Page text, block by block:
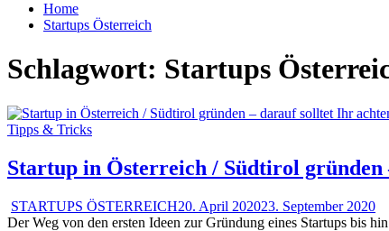
Home
Startups Österreich
Schlagwort: Startups
Tipps & Tricks
Startup in Österreich / Südtirol
STARTUPS ÖSTERREICH20. April 202023. September 2020
Der Weg von den ersten Ideen zur Gründung eines Startups bis